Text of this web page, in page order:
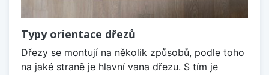
Typy orientace dřezů
Dřezy se montují na několik způsobů, podle toho
na jaké straně je hlavní vana dřezu. S tím je